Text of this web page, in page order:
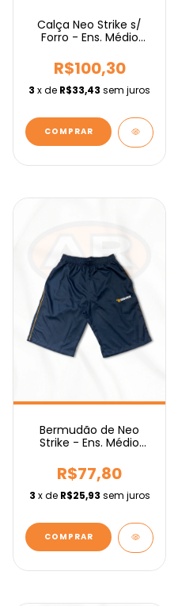
Calça Neo Strike s/
Forro - Ens. Médio
R$100,30
3 x de R$33,43 sem juros
COMPRAR
Bermudão de Neo
Strike - Ens. Médio
R$77,80
3 x de R$25,93 sem juros
COMPRAR